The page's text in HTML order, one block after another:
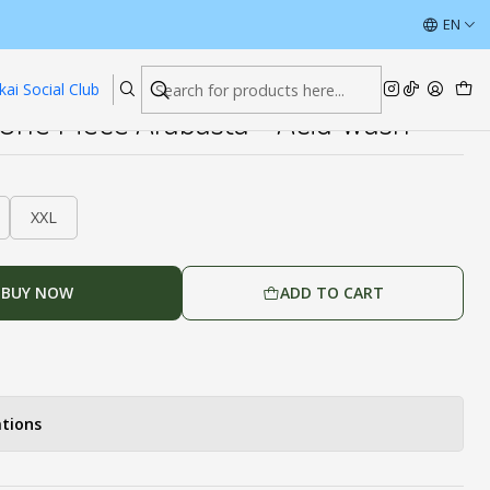
Social Club
Read more
EN
Piece Arabasta - Acid Wash
XXL
ADD TO CART
BUY NOW